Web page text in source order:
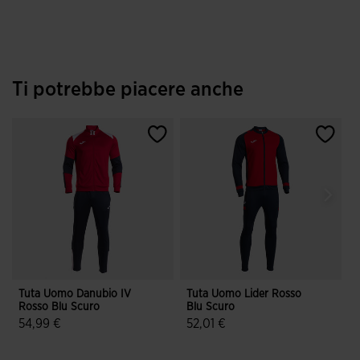
Ti potrebbe piacere anche
Tuta Uomo Danubio IV
Rosso Blu Scuro
54,99 €
Tuta Uomo Lider Rosso
Blu Scuro
52,01 €